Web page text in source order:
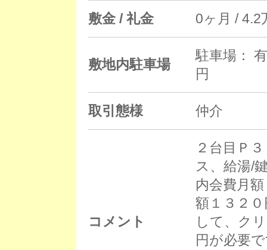
敷金 / 礼金 0ヶ月 / 4.2
敷地内駐車場
駐車場：
円
取引態様 仲介
コメント
２台目Ｐ
ス、給湯/
内会費月
額１３２
して、ク
円が必要